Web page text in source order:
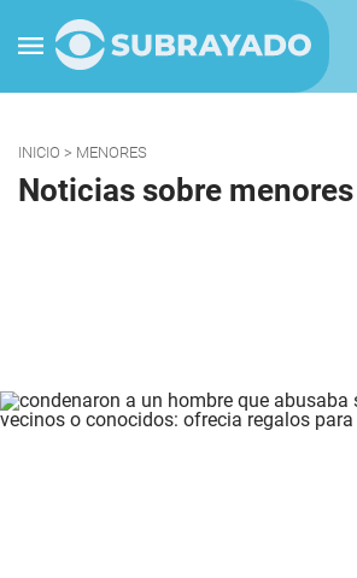
INICIO > MENORES
Noticias sobre menores